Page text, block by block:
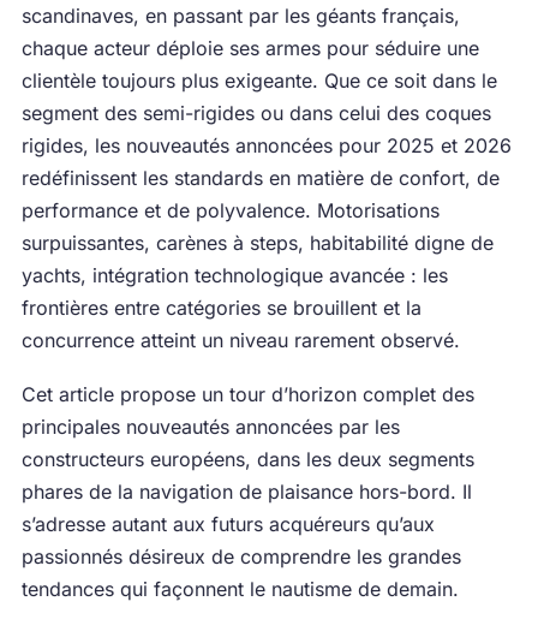
scandinaves, en passant par les géants français,
chaque acteur déploie ses armes pour séduire une
clientèle toujours plus exigeante. Que ce soit dans le
segment des semi-rigides ou dans celui des coques
rigides, les nouveautés annoncées pour 2025 et 2026
redéfinissent les standards en matière de confort, de
performance et de polyvalence. Motorisations
surpuissantes, carènes à steps, habitabilité digne de
yachts, intégration technologique avancée : les
frontières entre catégories se brouillent et la
concurrence atteint un niveau rarement observé.
Cet article propose un tour d’horizon complet des
principales nouveautés annoncées par les
constructeurs européens, dans les deux segments
phares de la navigation de plaisance hors-bord. Il
s’adresse autant aux futurs acquéreurs qu’aux
passionnés désireux de comprendre les grandes
tendances qui façonnent le nautisme de demain.